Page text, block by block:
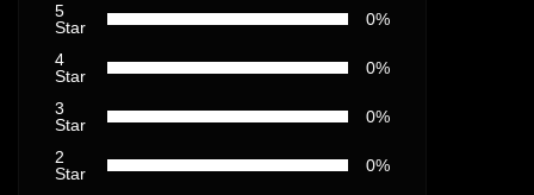
5
Star
0%
4
Star
0%
3
Star
0%
2
Star
0%